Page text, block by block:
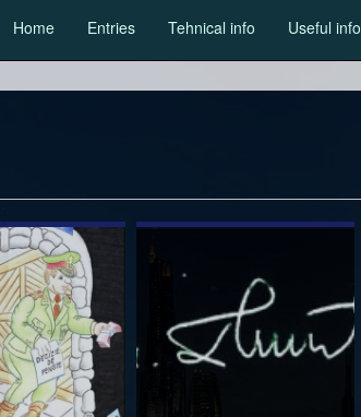
Home Entries Tehnical info Useful info